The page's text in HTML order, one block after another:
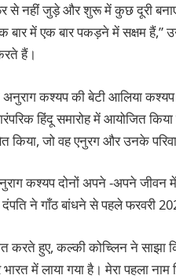
से नहीं जुड़े और शुरू में कुछ दूरी बनाए
में एक बार पकड़ने में सक्षम हैं,”
हैं।
कश्यप की बेटी आलिया कश्यप
हिंदू समारोह में आयोजित
किया, जो वह एनुरग और उनके
कश्यप दोनों अपने -अपने
ने गाँठ बांधने से पहले फरवरी
हुए, कल्की कोच्लिन ने साझा
में लाया गया है। मेरा पहला